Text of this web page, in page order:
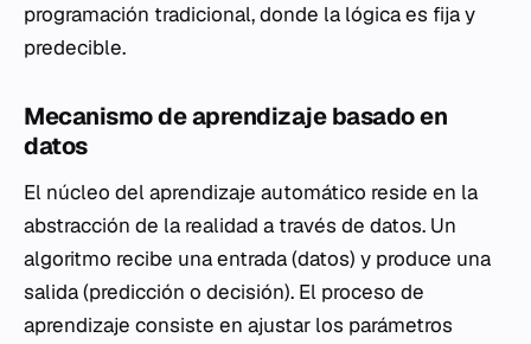
programación tradicional, donde la lógica es fija y
predecible.
Mecanismo de aprendizaje basado en
datos
El núcleo del aprendizaje automático reside en la
abstracción de la realidad a través de datos. Un
algoritmo recibe una entrada (datos) y produce una
salida (predicción o decisión). El proceso de
aprendizaje consiste en ajustar los parámetros